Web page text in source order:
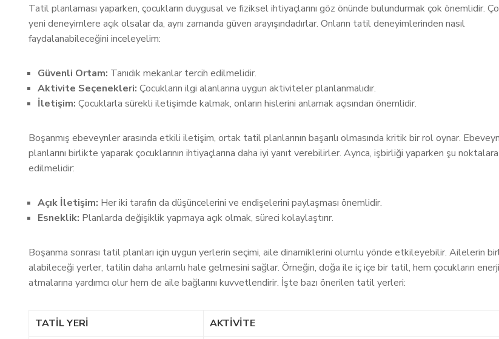
Tatil planlaması yaparken, çocukların duygusal ve fiziksel ihtiyaçlarını göz önünde bulundurmak çok önemlidir.
yeni deneyimlere açık olsalar da, aynı zamanda güven arayışındadırlar. Onların tatil deneyimlerinden nasıl
faydalanabileceğini inceleyelim:
Güvenli Ortam: Tanıdık mekanlar tercih edilmelidir.
Aktivite Seçenekleri: Çocukların ilgi alanlarına uygun aktiviteler planlanmalıdır.
İletişim: Çocuklarla sürekli iletişimde kalmak, onların hislerini anlamak açısından önemlidir.
Boşanmış ebeveynler arasında etkili iletişim, ortak tatil planlarının başarılı olmasında kritik bir rol oynar.
planlarını birlikte yaparak çocuklarının ihtiyaçlarına daha iyi yanıt verebilirler. Ayrıca, işbirliği yaparken şu
edilmelidir:
Açık İletişim: Her iki tarafın da düşüncelerini ve endişelerini paylaşması önemlidir.
Esneklik: Planlarda değişiklik yapmaya açık olmak, süreci kolaylaştırır.
Boşanma sonrası tatil planları için uygun yerlerin seçimi, aile dinamiklerini olumlu yönde etkileyebilir. Ailelerin
alabileceği yerler, tatilin daha anlamlı hale gelmesini sağlar. Örneğin, doğa ile iç içe bir tatil, hem çocukların
atmalarına yardımcı olur hem de aile bağlarını kuvvetlendirir. İşte bazı önerilen tatil yerleri:
TATIL YERI
AKTIVITE